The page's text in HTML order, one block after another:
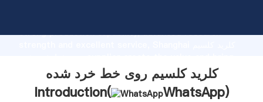
strong production capability, advanced research
values to all of customers.
کلرید کلسیم روی خط خرد شده
Introduction(
WhatsApp)